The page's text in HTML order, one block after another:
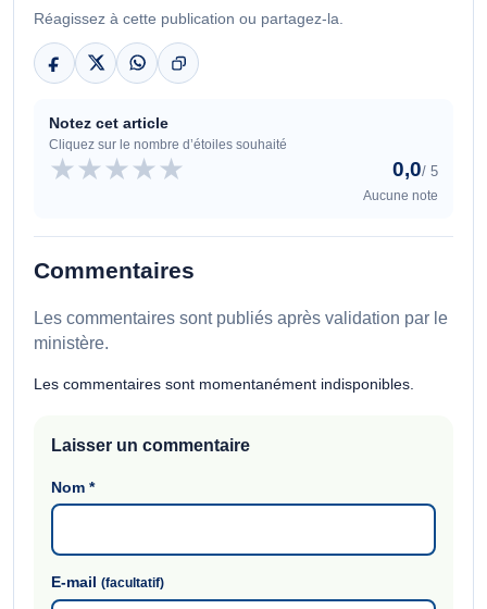
Réagissez à cette publication ou partagez-la.
Notez cet article
Cliquez sur le nombre d’étoiles souhaité
★★★★★ 0,0/ 5
Aucune note
Commentaires
Les commentaires sont publiés après validation par le
ministère.
Les commentaires sont momentanément indisponibles.
Laisser un commentaire
Nom*
E-mail(facultatif)